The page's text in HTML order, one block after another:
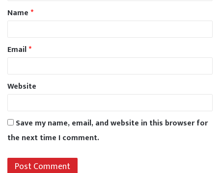
Name*
Email*
Website
Save my name, email, and website in this browser for
the next time I comment.